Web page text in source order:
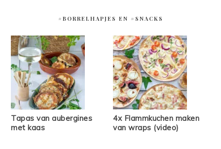
#BORRELHAPJES EN #SNACKS
Tapas van aubergines
met kaas
4x Flammkuchen maken
van wraps (video)